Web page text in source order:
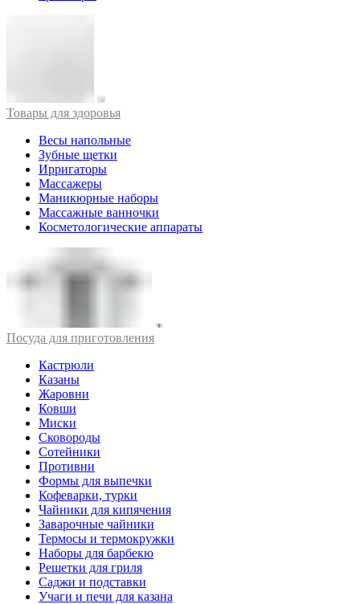
Товары для здоровья
Весы напольные
Зубные щетки
Ирригаторы
Массажеры
Маникюрные наборы
Массажные ванночки
Косметологические аппараты
Посуда для приготовления
Кастрюли
Казаны
Жаровни
Ковши
Миски
Сковороды
Сотейники
Противни
Формы для выпечки
Кофеварки, турки
Чайники для кипячения
Заварочные чайники
Термосы и термокружки
Наборы для барбекю
Решетки для гриля
Саджи и подставки
Учаги и печи для казана